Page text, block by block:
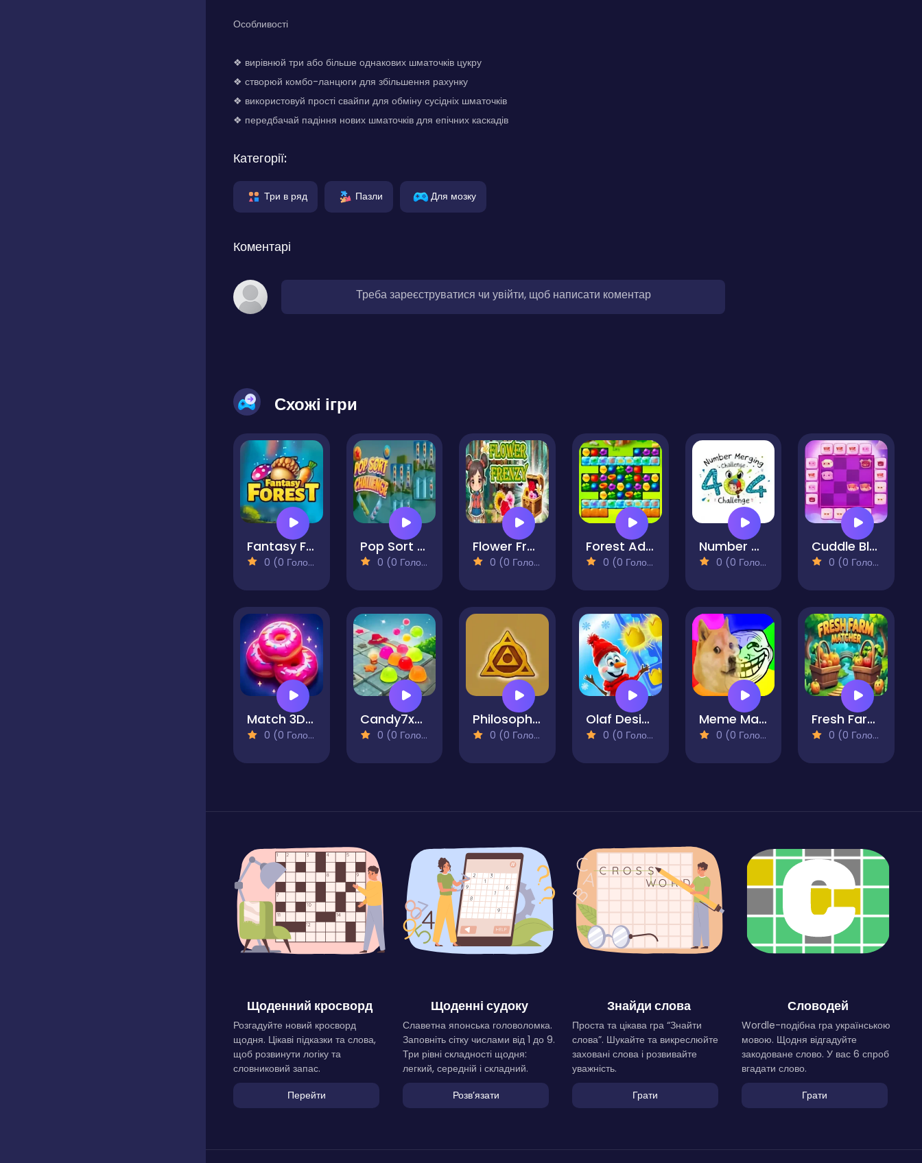
Особливості
❖ вирівнюй три або більше однакових шматочків цукру
❖ створюй комбо-ланцюги для збільшення рахунку
❖ використовуй прості свайпи для обміну сусідніх шматочків
❖ передбачай падіння нових шматочків для епічних каскадів
Категорії:
Три в ряд Пазли Для мозку
Коментарі
Треба зареєструватися чи увійти, щоб написати коментар
Схожі ігри
Fantasy Forest
0 (0 Голосів)
Pop Sort Challenge
0 (0 Голосів)
Flower Frenzy
0 (0 Голосів)
Forest Adventure Match 3
0 (0 Голосів)
Number Merging Challenge
0 (0 Голосів)
Cuddle Blocks
0 (0 Голосів)
Match 3D Puzzle Saga
0 (0 Голосів)
Candy7x7Block
0 (0 Голосів)
Philosopher's Merge
0 (0 Голосів)
Olaf Designer - Match 3
0 (0 Голосів)
Meme Match 3
0 (0 Голосів)
Fresh Farm Matcher
0 (0 Голосів)
Щоденний кросворд
Розгадуйте новий кросворд
щодня. Цікаві підказки та слова,
щоб розвинути логіку та
словниковий запас.
Перейти
Щоденні судоку
Славетна японська головоломка.
Заповніть сітку числами від 1 до 9.
Три рівні складності щодня:
легкий, середній і складний.
Розвʼязати
Знайди слова
Проста та цікава гра “Знайти
слова”. Шукайте та викреслюйте
заховані слова і розвивайте
уважність.
Грати
Словодей
Wordle-подібна гра українською
мовою. Щодня відгадуйте
закодоване слово. У вас 6 спроб
вгадати слово.
Грати